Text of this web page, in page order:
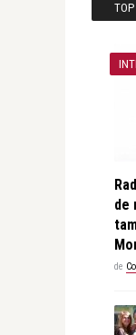
TOP
de
de